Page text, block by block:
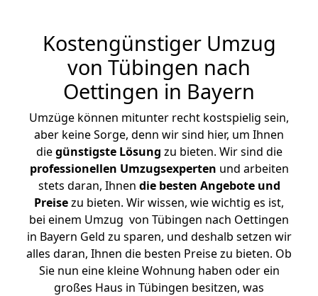
Kostengünstiger Umzug
von Tübingen nach
Oettingen in Bayern
Umzüge können mitunter recht kostspielig sein,
aber keine Sorge, denn wir sind hier, um Ihnen
diegünstigste Lösung zu bieten. Wir sind die
professionellen Umzugsexperten und arbeiten
stets daran, Ihnen die besten Angebote und
Preisezu bieten. Wir wissen, wie wichtig es ist,
bei einem Umzug von Tübingen nach Oettingen
in Bayern Geld zu sparen, und deshalb setzen wir
alles daran, Ihnen die besten Preise zu bieten. Ob
Sie nun eine kleine Wohnung haben oder ein
großes Haus in Tübingen besitzen, was